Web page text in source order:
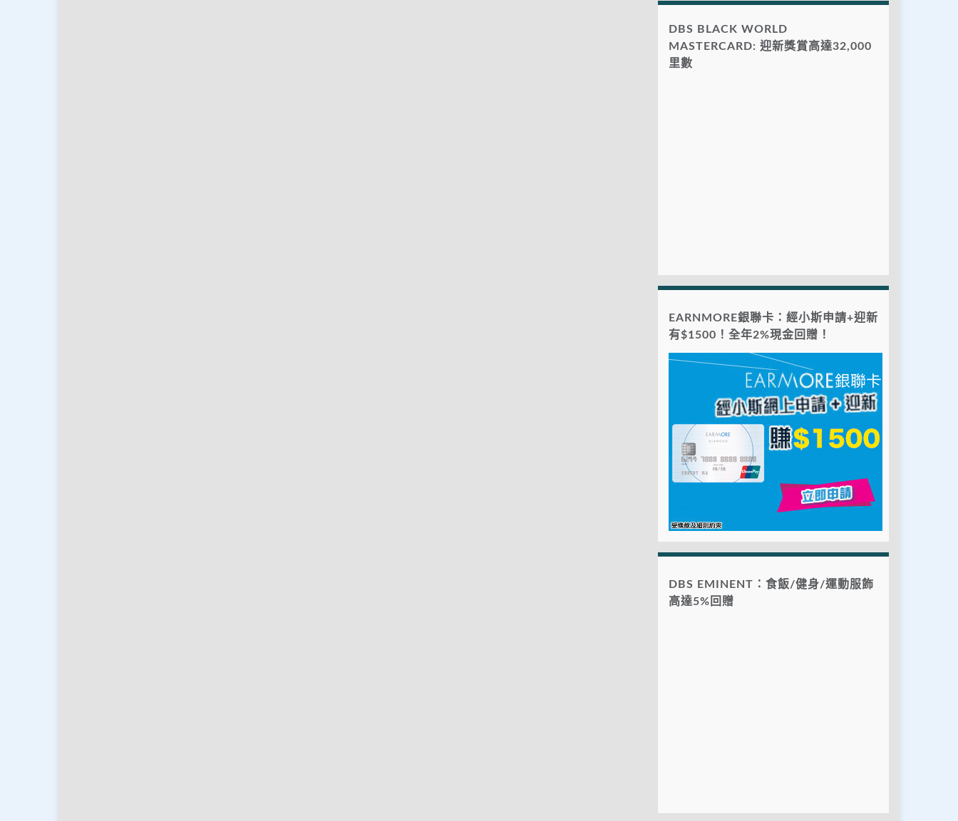
DBS BLACK WORLD
MASTERCARD: 迎新獎賞高達32,000
里數
EARNMORE銀聯卡：經小斯申請+迎新
有$1500！全年2%現金回贈！
DBS EMINENT：食飯/健身/運動服飾
高達5%回贈